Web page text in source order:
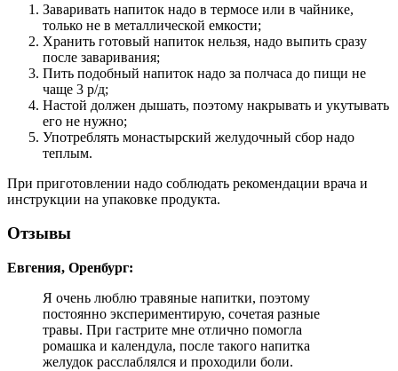
Заваривать напиток надо в термосе или в чайнике,
только не в металлической емкости;
Хранить готовый напиток нельзя, надо выпить сразу
после заваривания;
Пить подобный напиток надо за полчаса до пищи не
чаще 3 р/д;
Настой должен дышать, поэтому накрывать и укутывать
его не нужно;
Употреблять монастырский желудочный сбор надо
теплым.
При приготовлении надо соблюдать рекомендации врача и
инструкции на упаковке продукта.
Отзывы
Евгения, Оренбург:
Я очень люблю травяные напитки, поэтому
постоянно экспериментирую, сочетая разные
травы. При гастрите мне отлично помогла
ромашка и календула, после такого напитка
желудок расслаблялся и проходили боли.